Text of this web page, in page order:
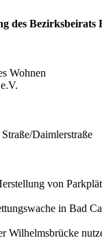
des
Wohnen
Daimlerstraße
von
in Bad
Wilhelmsbrücke